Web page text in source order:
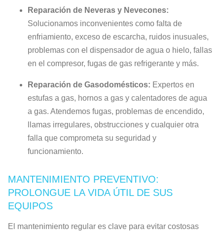
Reparación de Neveras y Nevecones:
Solucionamos inconvenientes como falta de
enfriamiento, exceso de escarcha, ruidos inusuales,
problemas con el dispensador de agua o hielo, fallas
en el compresor, fugas de gas refrigerante y más.
Reparación de Gasodomésticos: Expertos en
estufas a gas, hornos a gas y calentadores de agua
a gas. Atendemos fugas, problemas de encendido,
llamas irregulares, obstrucciones y cualquier otra
falla que comprometa su seguridad y
funcionamiento.
MANTENIMIENTO PREVENTIVO:
PROLONGUE LA VIDA ÚTIL DE SUS
EQUIPOS
El mantenimiento regular es clave para evitar costosas